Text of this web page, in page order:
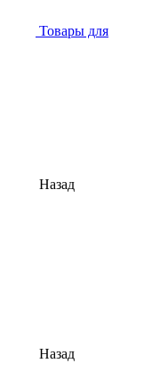
Товары для
Назад
Назад